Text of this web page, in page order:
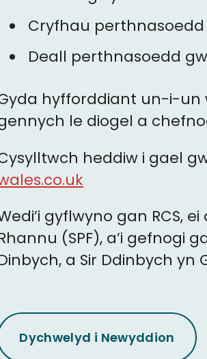
Cryfhau
Deall perthnasoedd
hyfforddiant un-i-un
le diogel a
heddiw i gael
gyflwyno gan RCS,
(SPF), a’i gefnogi
a Sir Ddinbych yn
Dychwelyd i Newyddion